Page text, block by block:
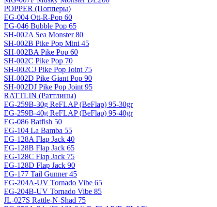
POPPER (Попперы)
EG-004 Ott-R-Pop 60
EG-046 Bubble Pop 65
SH-002A Sea Monster 80
SH-002B Pike Pop Mini 45
SH-002BA Pike Pop 60
SH-002C Pike Pop 70
SH-002CJ Pike Pop Joint 75
SH-002D Pike Giant Pop 90
SH-002DJ Pike Pop Joint 95
RATTLIN (Раттлины)
EG-259B-30g ReFLAP (BeFlap) 95-30gr
EG-259B-40g ReFLAP (BeFlap) 95-40gr
EG-086 Batfish 50
EG-104 La Bamba 55
EG-128A Flap Jack 40
EG-128B Flap Jack 65
EG-128C Flap Jack 75
EG-128D Flap Jack 90
EG-177 Tail Gunner 45
EG-204A-UV Tornado Vibe 65
EG-204B-UV Tornado Vibe 85
JL-027S Rattle-N-Shad 75